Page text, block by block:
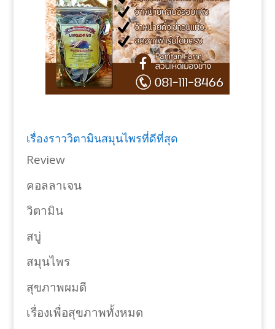
เรื่องราววิตามินสมุนไพรที่ดีที่สุด
Review
คอลลาเจน
วิตามิน
สบู่
สมุนไพร
สุขภาพผมดี
เรื่องเพื่อสุขภาพทั้งหมด